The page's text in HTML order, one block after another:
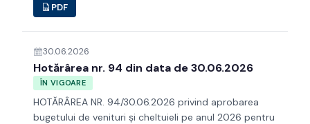
PDF
30.06.2026
Hotărârea nr. 94 din data de 30.06.2026
ÎN VIGOARE
HOTĂRÂREA NR. 94/30.06.2026 privind aprobarea
bugetului de venituri şi cheltuieli pe anul 2026 pentru